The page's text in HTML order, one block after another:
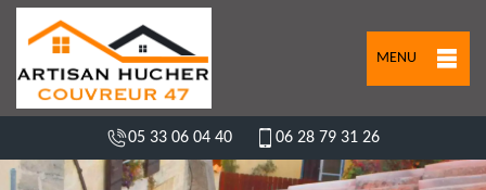
MENU
05 33 06 04 40 06 28 79 31 26